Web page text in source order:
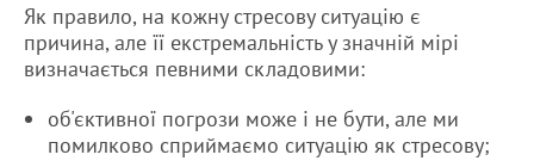
Як правило, на кожну стресову ситуацію є
причина, але її екстремальність у значній мірі
визначається певними складовими:
об'єктивної погрози може і не бути, але ми
помилково сприймаємо ситуацію як стресову;